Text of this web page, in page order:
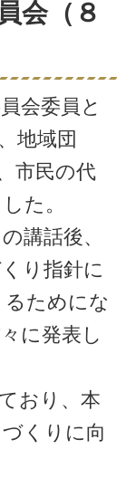
会（８
会委員と
地域団
市民の代
た。
講話後、
り指針に
ためにな
に発表し
おり、本
くりに向